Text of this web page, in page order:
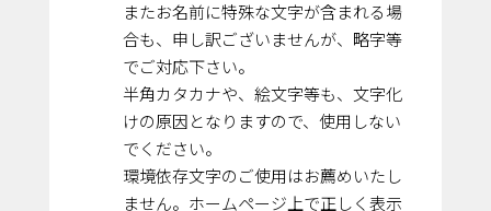
またお名前に特殊な文字が含まれる場
合も、申し訳ございませんが、略字等
でご対応下さい。
半角カタカナや、絵文字等も、文字化
けの原因となりますので、使用しない
でください。
環境依存文字のご使用はお薦めいたし
ません。ホームページ上で正しく表示